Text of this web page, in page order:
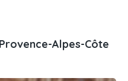
Alpes-Côte